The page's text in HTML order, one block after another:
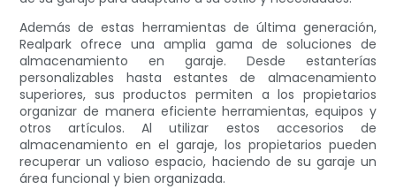
Además de estas herramientas de última generación,
Realpark ofrece una amplia gama de soluciones de
almacenamiento en garaje. Desde estanterías
personalizables hasta estantes de almacenamiento
superiores, sus productos permiten a los propietarios
organizar de manera eficiente herramientas, equipos y
otros artículos. Al utilizar estos accesorios de
almacenamiento en el garaje, los propietarios pueden
recuperar un valioso espacio, haciendo de su garaje un
área funcional y bien organizada.